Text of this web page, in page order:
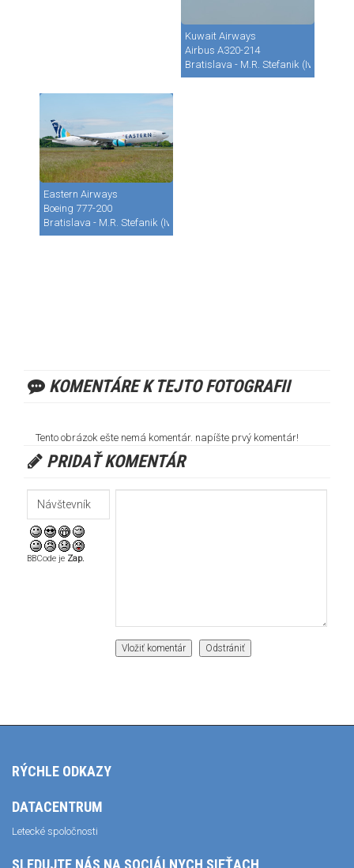
Kuwait Airways
Airbus A320-214
Bratislava - M.R. Stefanik (Ivanka)
Eastern Airways
Boeing 777-200
Bratislava - M.R. Stefanik (Ivanka) (BTS / LZIB)
KOMENTÁRE K TEJTO FOTOGRAFII
Tento obrázok ešte nemá komentár. napíšte prvý komentár!
PRIDAŤ KOMENTÁR
BBCode je Zap.
RÝCHLE ODKAZY
DATACENTRUM
Letecké spoločnosti